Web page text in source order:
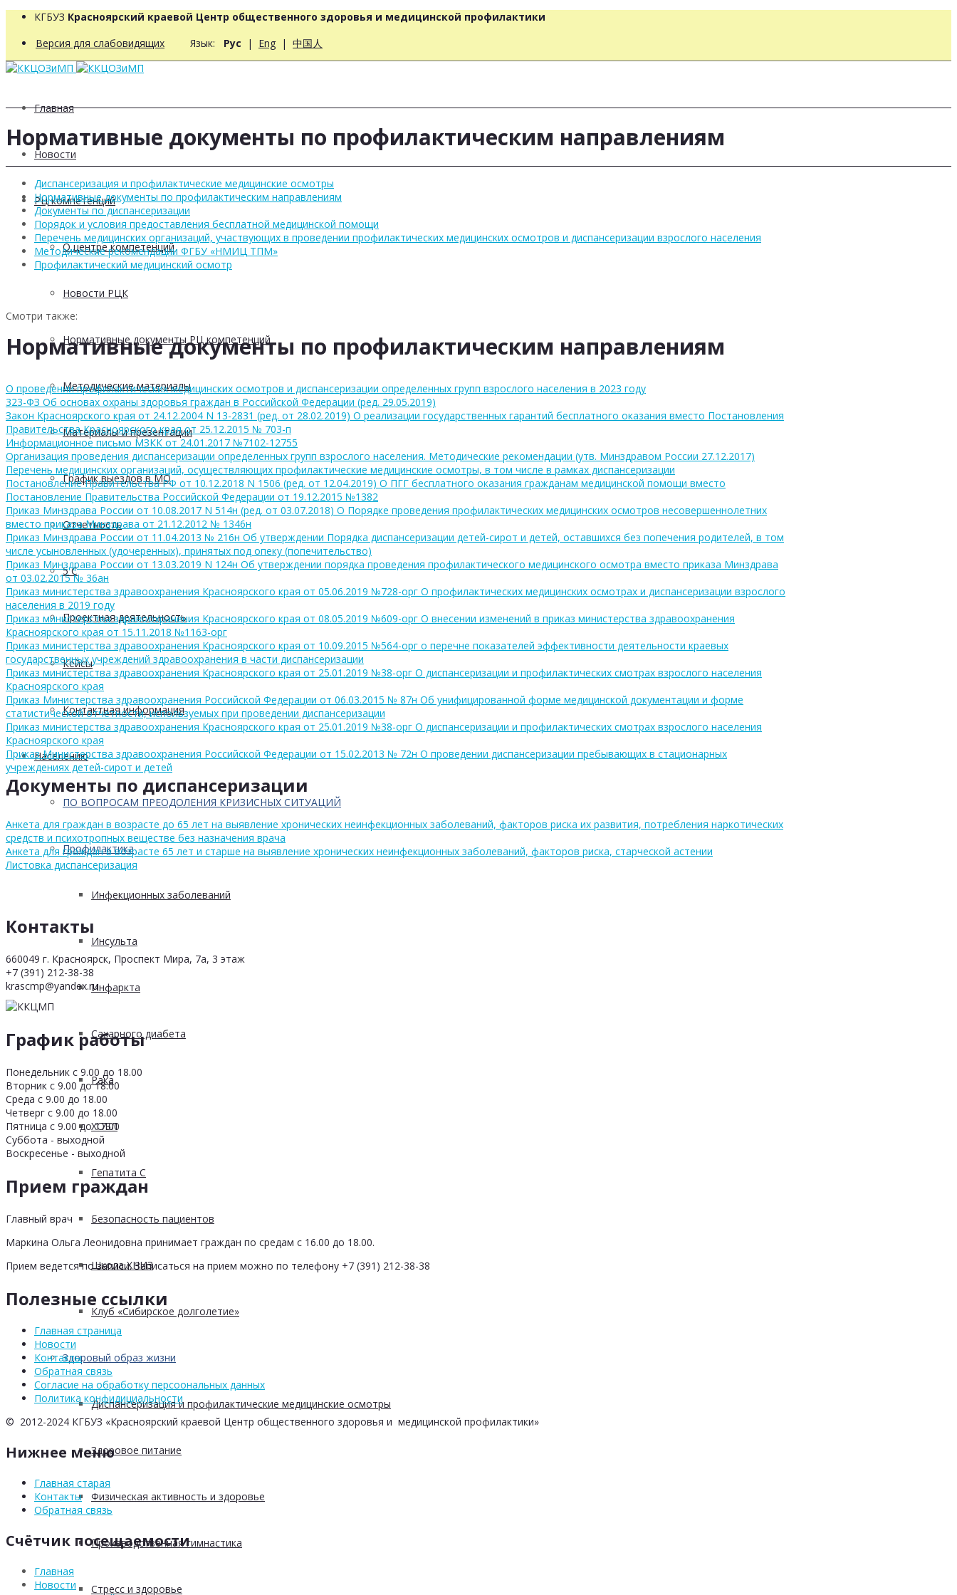
КГБУЗ Красноярский краевой Центр общественного здоровья и медицинской профилактики
Версия для слабовидящих Язык: Рус | Eng | 中国人
Главная
Новости
РЦ компетенций
О центре компетенций
Новости РЦК
Нормативные документы РЦ компетенций
Методические материалы
Материалы и презентации
График выездов в МО
Отчетность
5 С
Проектная деятельность
Кейсы
Контактная информация
Населению
ПО ВОПРОСАМ ПРЕОДОЛЕНИЯ КРИЗИСНЫХ СИТУАЦИЙ
Профилактика
Инфекционных заболеваний
Инсульта
Инфаркта
Сахарного диабета
Рака
ХОБЛ
Гепатита С
Безопасность пациентов
Школа ХНИЗ
Клуб «Сибирское долголетие»
Здоровый образ жизни
Диспансеризация и профилактические медицинские осмотры
Здоровое питание
Физическая активность и здоровье
Производственная гимнастика
Стресс и здоровье
Нормативные документы по профилактическим направлениям
Диспансеризация и профилактические медицинские осмотры
Нормативные документы по профилактическим направлениям
Документы по диспансеризации
Порядок и условия предоставления бесплатной медицинской помощи
Перечень медицинских организаций, участвующих в проведении профилактических медицинских осмотров и диспансеризации взрослого населения
Методические рекомендации ФГБУ «НМИЦ ТПМ»
Профилактический медицинский осмотр
Смотри также:
Нормативные документы по профилактическим направлениям
О проведении профилактических медицинских осмотров и диспансеризации определенных групп взрослого населения в 2023 году
323-ФЗ Об основах охраны здоровья граждан в Российской Федерации (ред. 29.05.2019)
Закон Красноярского края от 24.12.2004 N 13-2831 (ред. от 28.02.2019) О реализации государственных гарантий бесплатного оказания вместо Постановления
Правительства Красноярского края от 25.12.2015 № 703-п
Информационное письмо МЗКК от 24.01.2017 №7102-12755
Организация проведения диспансеризации определенных групп взрослого населения. Методические рекомендации (утв. Минздравом России 27.12.2017)
Перечень медицинских организаций, осуществляющих профилактические медицинские осмотры, в том числе в рамках диспансеризации
Постановление Правительства РФ от 10.12.2018 N 1506 (ред. от 12.04.2019) О ПГГ бесплатного оказания гражданам медицинской помощи вместо
Постановление Правительства Российской Федерации от 19.12.2015 №1382
Приказ Минздрава России от 10.08.2017 N 514н (ред. от 03.07.2018) О Порядке проведения профилактических медицинских осмотров несовершеннолетних
вместо приказа Минздрава от 21.12.2012 № 1346н
Приказ Минздрава России от 11.04.2013 № 216н Об утверждении Порядка диспансеризации детей-сирот и детей, оставшихся без попечения родителей, в том
числе усыновленных (удочеренных), принятых под опеку (попечительство)
Приказ Минздрава России от 13.03.2019 N 124н Об утверждении порядка проведения профилактического медицинского осмотра вместо приказа Минздрава
от 03.02.2015 № 36ан
Приказ министерства здравоохранения Красноярского края от 05.06.2019 №728-орг О профилактических медицинских осмотрах и диспансеризации взрослого
населения в 2019 году
Приказ министерства здравоохранения Красноярского края от 08.05.2019 №609-орг О внесении изменений в приказ министерства здравоохранения
Красноярского края от 15.11.2018 №1163-орг
Приказ министерства здравоохранения Красноярского края от 10.09.2015 №564-орг о перечне показателей эффективности деятельности краевых
государственных учреждений здравоохранения в части диспансеризации
Приказ министерства здравоохранения Красноярского края от 25.01.2019 №38-орг О диспансеризации и профилактических смотрах взрослого населения
Красноярского края
Приказ Министерства здравоохранения Российской Федерации от 06.03.2015 № 87н Об унифицированной форме медицинской документации и форме
статистической отчетности, используемых при проведении диспансеризации
Приказ министерства здравоохранения Красноярского края от 25.01.2019 №38-орг О диспансеризации и профилактических смотрах взрослого населения
Красноярского края
Приказ Министерства здравоохранения Российской Федерации от 15.02.2013 № 72н О проведении диспансеризации пребывающих в стационарных
учреждениях детей-сирот и детей
Документы по диспансеризации
Анкета для граждан в возрасте до 65 лет на выявление хронических неинфекционных заболеваний, факторов риска их развития, потребления наркотических
средств и психотропных веществе без назначения врача
Анкета для граждан в возрасте 65 лет и старше на выявление хронических неинфекционных заболеваний, факторов риска, старческой астении
Листовка диспансеризация
Контакты
660049 г. Красноярск, Проспект Мира, 7а, 3 этаж
+7 (391) 212-38-38
krascmp@yandex.ru
График работы
Понедельник с 9.00 до 18.00
Вторник с 9.00 до 18.00
Среда с 9.00 до 18.00
Четверг с 9.00 до 18.00
Пятница с 9.00 до 17.00
Суббота - выходной
Воскресенье - выходной
Прием граждан
Главный врач
Маркина Ольга Леонидовна принимает граждан по средам с 16.00 до 18.00.
Прием ведется по записи. Записаться на прием можно по телефону +7 (391) 212-38-38
Полезные ссылки
Главная страница
Новости
Контакты
Обратная связь
Согласие на обработку персоональных данных
Политика конфидициальности
© 2012-2024 КГБУЗ «Красноярский краевой Центр общественного здоровья и медицинской профилактики»
Нижнее меню
Главная старая
Контакты
Обратная связь
Счётчик посещаемости
Главная
Новости